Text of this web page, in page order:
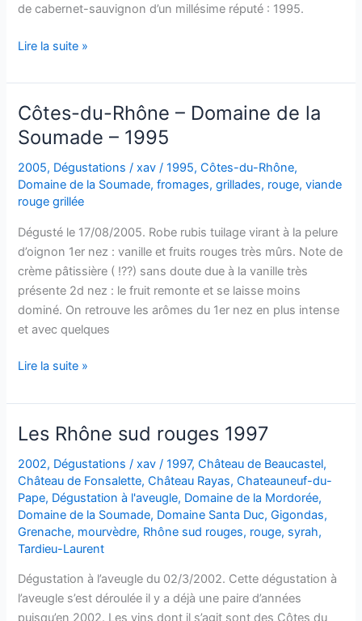
de cabernet-sauvignon d’un millésime réputé : 1995.
Vin
Pays
de
la
Principauté
d’Orange
–
Cuvée
–
Domaine
de
la
Soumade
–
Lire la suite »
Côtes-du-Rhône – Domaine de la
Soumade – 1995
2005, Dégustations /xav/1995,Côtes-du-Rhône,
Domaine de la Soumade,fromages,grillades, rouge,viande
rouge grillée
Dégusté le 17/08/2005. Robe rubis tuilage virant à la pelure
d’oignon 1er nez : vanille et fruits rouges très mûrs. Note de
crème pâtissière ( !??) sans doute due à la vanille très
présente 2d nez : le fruit remonte et se laisse moins
dominé. On retrouve les arômes du 1er nez en plus intense
et avec quelques
Côtes-
Rhône
–
Domaine
de
la
Soumade
–
1995
Lire la suite »
Les Rhône sud rouges 1997
2002, Dégustations /xav/1997,Château de Beaucastel,
Château de Fonsalette,Château Rayas,Chateauneuf-du-
Pape, Dégustation à l'aveugle, Domaine de la Mordorée,
Domaine de la Soumade, Domaine Santa Duc,Gigondas,
Grenache, mourvèdre, Rhône sud rouges, rouge, syrah,
Tardieu-Laurent
Dégustation à l’aveugle du 02/3/2002. Cette dégustation à
l’aveugle s’est déroulée il y a déjà une paire d’années
puisqu’en 2002. Les vins dont il s’agit sont des Côtes du